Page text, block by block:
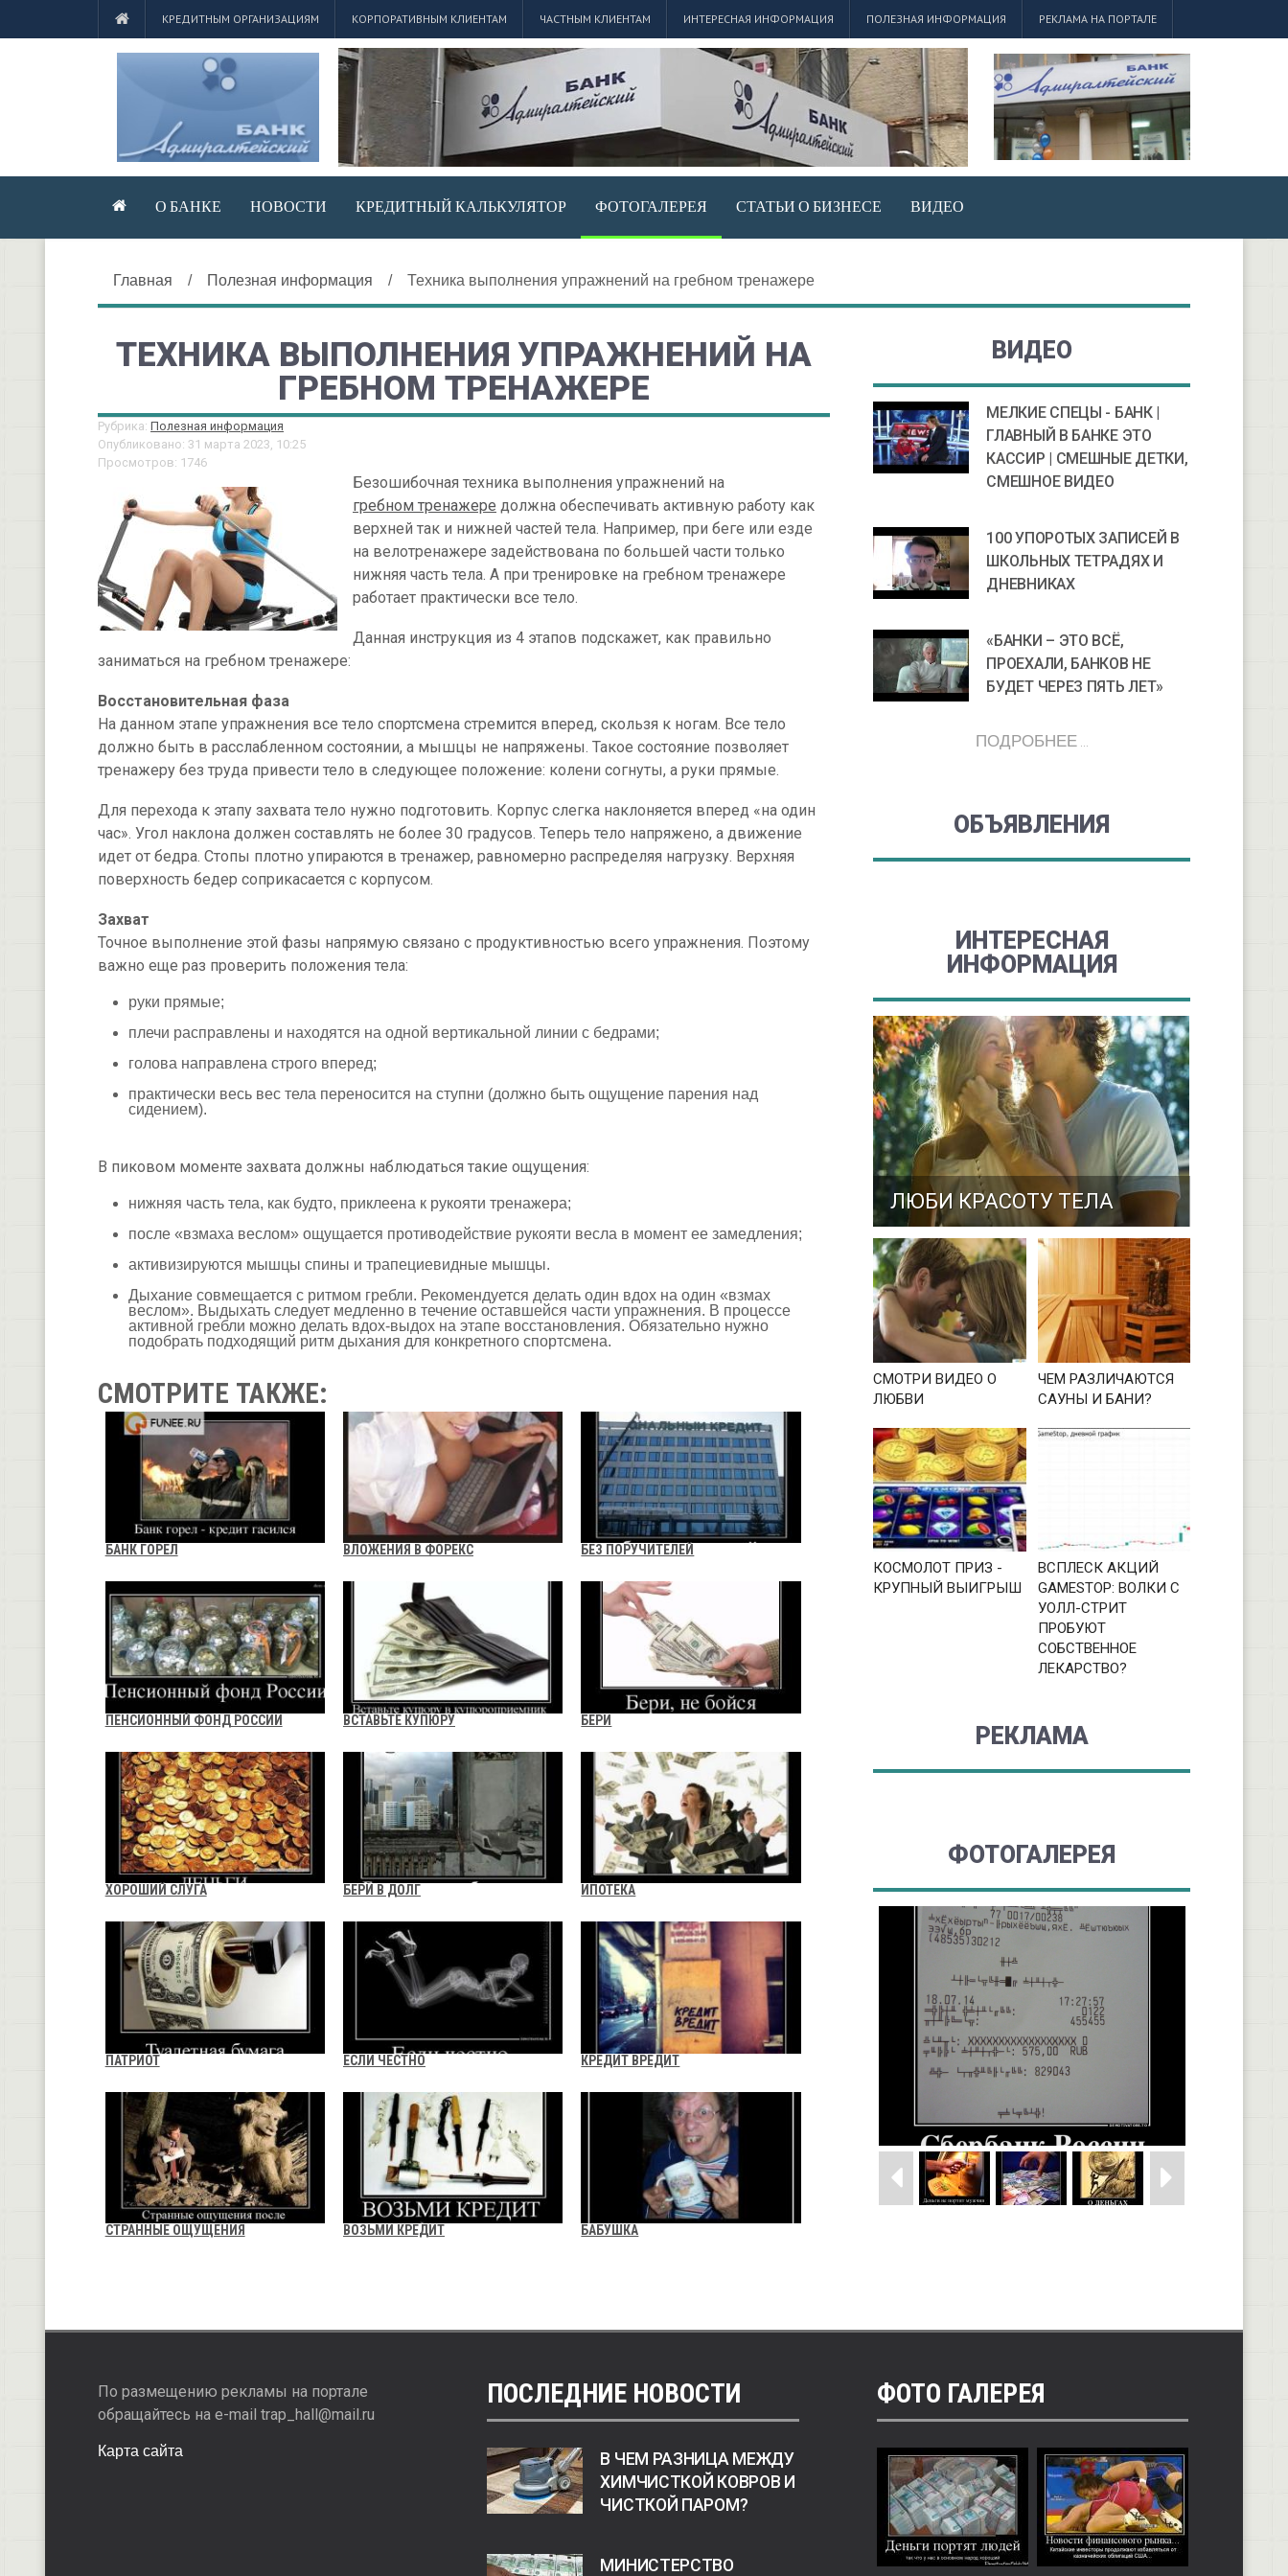
КРЕДИТНЫМ ОРГАНИЗАЦИЯМ КОРПОРАТИВНЫМ КЛИЕНТАМ ЧАСТНЫМ КЛИЕНТАМ ИНТЕРЕСНАЯ ИНФОРМАЦИЯ ПОЛЕЗНАЯ ИНФОРМАЦИЯ РЕКЛАМА НА ПОРТАЛЕ
О БАНКЕ НОВОСТИ КРЕДИТНЫЙ КАЛЬКУЛЯТОР ФОТОГАЛЕРЕЯ СТАТЬИ О БИЗНЕСЕ ВИДЕО
Главная / Полезная информация / Техника выполнения упражнений на гребном тренажере
ТЕХНИКА ВЫПОЛНЕНИЯ УПРАЖНЕНИЙ НА
ГРЕБНОМ ТРЕНАЖЕРЕ
Рубрика: Полезная информация
Опубликовано: 31 марта 2023, 10:25
Просмотров: 1746
Безошибочная техника выполнения упражнений на
гребном тренажере должна обеспечивать активную работу как
верхней так и нижней частей тела. Например, при беге или езде
на велотренажере задействована по большей части только
нижняя часть тела. А при тренировке на гребном тренажере
работает практически все тело.
Данная инструкция из 4 этапов подскажет, как правильно
заниматься на гребном тренажере:
Восстановительная фаза
На данном этапе упражнения все тело спортсмена стремится вперед, скользя к ногам. Все тело
должно быть в расслабленном состоянии, а мышцы не напряжены. Такое состояние позволяет
тренажеру без труда привести тело в следующее положение: колени согнуты, а руки прямые.
Для перехода к этапу захвата тело нужно подготовить. Корпус слегка наклоняется вперед «на один
час». Угол наклона должен составлять не более 30 градусов. Теперь тело напряжено, а движение
идет от бедра. Стопы плотно упираются в тренажер, равномерно распределяя нагрузку. Верхняя
поверхность бедер соприкасается с корпусом.
Захват
Точное выполнение этой фазы напрямую связано с продуктивностью всего упражнения. Поэтому
важно еще раз проверить положения тела:
руки прямые;
плечи расправлены и находятся на одной вертикальной линии с бедрами;
голова направлена строго вперед;
практически весь вес тела переносится на ступни (должно быть ощущение парения над
сидением).
В пиковом моменте захвата должны наблюдаться такие ощущения:
нижняя часть тела, как будто, приклеена к рукояти тренажера;
после «взмаха веслом» ощущается противодействие рукояти весла в момент ее замедления;
активизируются мышцы спины и трапециевидные мышцы.
Дыхание совмещается с ритмом гребли. Рекомендуется делать один вдох на один «взмах
веслом». Выдыхать следует медленно в течение оставшейся части упражнения. В процессе
активной гребли можно делать вдох-выдох на этапе восстановления. Обязательно нужно
подобрать подходящий ритм дыхания для конкретного спортсмена.
СМОТРИТЕ ТАКЖЕ:
БАНК ГОРЕЛ ВЛОЖЕНИЯ В ФОРЕКС БЕЗ ПОРУЧИТЕЛЕЙ
ПЕНСИОННЫЙ ФОНД РОССИИ ВСТАВЬТЕ КУПЮРУ БЕРИ
ХОРОШИЙ СЛУГА БЕРИ В ДОЛГ ИПОТЕКА
ПАТРИОТ ЕСЛИ ЧЕСТНО КРЕДИТ ВРЕДИТ
СТРАННЫЕ ОЩУЩЕНИЯ ВОЗЬМИ КРЕДИТ БАБУШКА
ВИДЕО
МЕЛКИЕ СПЕЦЫ - БАНК |
ГЛАВНЫЙ В БАНКЕ ЭТО
КАССИР | СМЕШНЫЕ ДЕТКИ,
СМЕШНОЕ ВИДЕО
100 УПОРОТЫХ ЗАПИСЕЙ В
ШКОЛЬНЫХ ТЕТРАДЯХ И
ДНЕВНИКАХ
«БАНКИ – ЭТО ВСЁ,
ПРОЕХАЛИ, БАНКОВ НЕ
БУДЕТ ЧЕРЕЗ ПЯТЬ ЛЕТ»
ПОДРОБНЕЕ ...
ОБЪЯВЛЕНИЯ
ИНТЕРЕСНАЯ
ИНФОРМАЦИЯ
ЛЮБИ КРАСОТУ ТЕЛА
СМОТРИ ВИДЕО О
ЛЮБВИ
ЧЕМ РАЗЛИЧАЮТСЯ
САУНЫ И БАНИ?
КОСМОЛОТ ПРИЗ -
КРУПНЫЙ ВЫИГРЫШ
ВСПЛЕСК АКЦИЙ
GAMESTOP: ВОЛКИ С
УОЛЛ-СТРИТ
ПРОБУЮТ
СОБСТВЕННОЕ
ЛЕКАРСТВО?
РЕКЛАМА
ФОТОГАЛЕРЕЯ
По размещению рекламы на портале
обращайтесь на e-mail trap_hall@mail.ru
Карта сайта
ПОСЛЕДНИЕ НОВОСТИ
В ЧЕМ РАЗНИЦА МЕЖДУ
ХИМЧИСТКОЙ КОВРОВ И
ЧИСТКОЙ ПАРОМ?
МИНИСТЕРСТВО
ФОТО ГАЛЕРЕЯ